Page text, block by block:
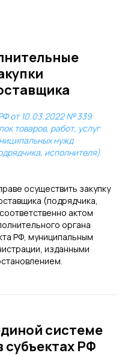
от 10.03.2022 № 339
товаров, работ, услуг
нужд
исполнителя)
осуществить закупку
(подрядчика,
актом
органа
РФ, муниципальным
изданными
системе
субъектах РФ